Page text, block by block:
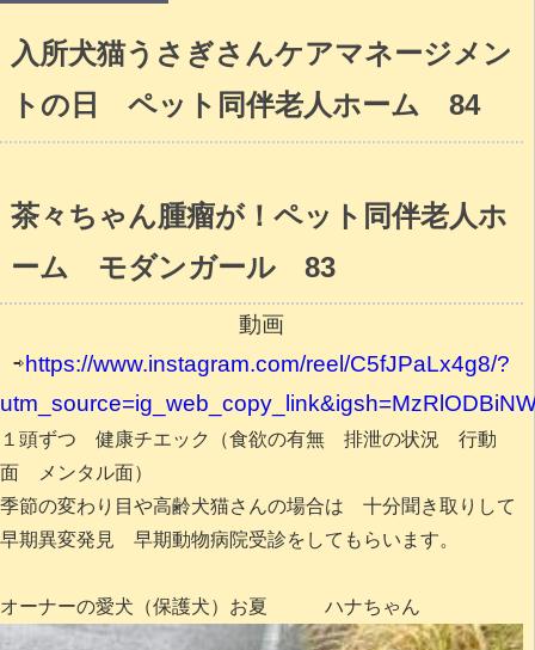
入所犬猫うさぎさんケアマネージメン
トの日 ペット同伴老人ホーム 84
茶々ちゃん腫瘤が！ペット同伴老人ホ
ーム モダンガール 83
動画
⇨https://www.instagram.com/reel/C5fJPaLx4g8/?
１頭ずつ 健康チエック（食欲の有無 排泄の状況 行動
面 メンタル面）
季節の変わり目や高齢犬猫さんの場合は 十分聞き取りして
早期異変発見 早期動物病院受診をしてもらいます。
オーナーの愛犬（保護犬）お夏 ハナちゃん